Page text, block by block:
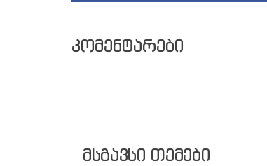
კომენტარები
მსგავსი თემები